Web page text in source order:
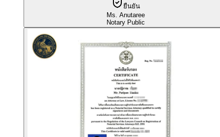
ยืนยัน
Ms. Anutaree
Notary Public